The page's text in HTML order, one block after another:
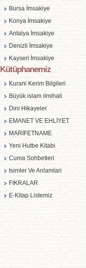
Bursa İmsakiye
Konya İmsakiye
Antalya İmsakiye
Denizli İmsakiye
Kayseri İmsakiye
Kütüphanemiz
Kurani Kerim Bilgileri
Büyük islam ilmihali
Dini Hikayeler
EMANET VE EHLİYET
MARİFETNAME
Yeni Hutbe Kitabi
Cuma Sohbetleri
Isimler Ve Anlamlari
FIKRALAR
E-Kitap Listemiz